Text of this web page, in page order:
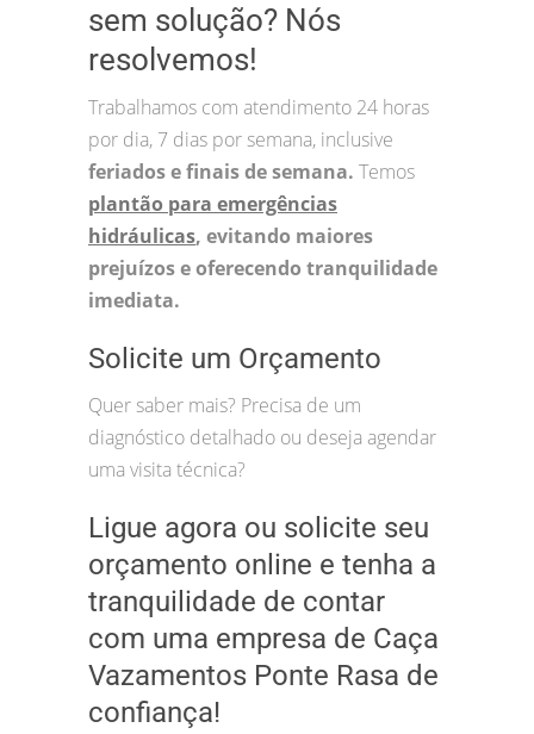
sem solução? Nós
resolvemos!
Trabalhamos com atendimento 24 horas
por dia, 7 dias por semana, inclusive
feriados e finais de semana. Temos
plantão para emergências
hidráulicas, evitando maiores
prejuízos e oferecendo tranquilidade
imediata.
Solicite um Orçamento
Quer saber mais? Precisa de um
diagnóstico detalhado ou deseja agendar
uma visita técnica?
Ligue agora ou solicite seu
orçamento online e tenha a
tranquilidade de contar
com uma empresa de Caça
Vazamentos Ponte Rasa de
confiança!